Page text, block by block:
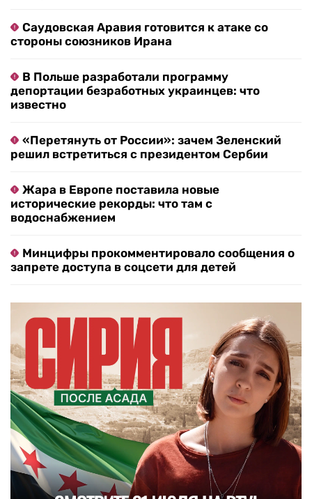
Саудовская Аравия готовится к атаке со
стороны союзников Ирана
В Польше разработали программу
депортации безработных украинцев: что
известно
«Перетянуть от России»: зачем Зеленский
решил встретиться с президентом Сербии
Жара в Европе поставила новые
исторические рекорды: что там с
водоснабжением
Минцифры прокомментировало сообщения о
запрете доступа в соцсети для детей